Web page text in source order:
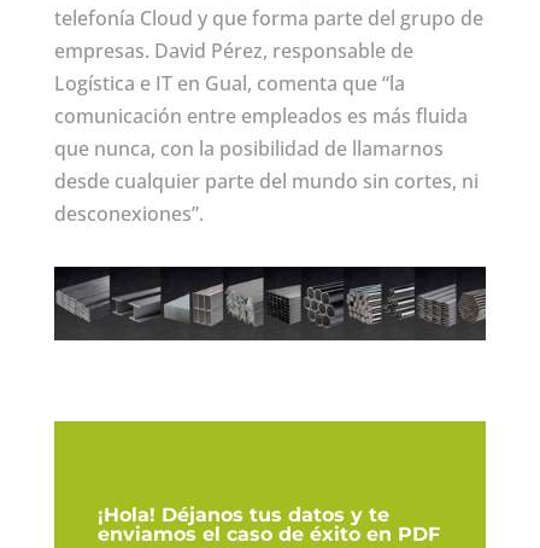
telefonía Cloud y que forma parte del grupo de
empresas. David Pérez, responsable de
Logística e IT en Gual, comenta que “la
comunicación entre empleados es más fluida
que nunca, con la posibilidad de llamarnos
desde cualquier parte del mundo sin cortes, ni
desconexiones”.
¡Hola! Déjanos tus datos y te
enviamos el caso de éxito en PDF